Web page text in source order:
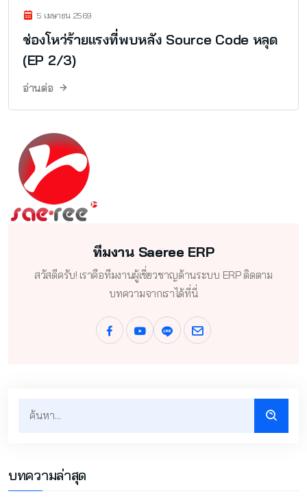
5 เมษายน 2569
ช่องโหว่ร้ายแรงที่พบหลัง Source Code หลุด
(EP 2/3)
อ่านต่อ
ทีมงาน Saeree ERP
สวัสดีครับ! เราคือทีมงานผู้เชี่ยวชาญด้านระบบ ERP ติดตาม
บทความจากเราได้ที่นี่
บทความล่าสุด